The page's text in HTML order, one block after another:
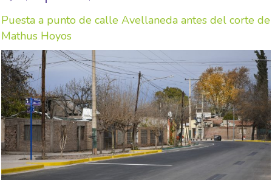
Puesta a punto de calle Avellaneda antes del corte de
Mathus Hoyos